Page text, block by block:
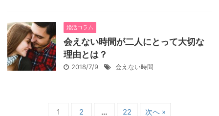
婚活コラム
会えない時間が二人にとって大切な
理由とは？
2018/7/9 会えない時間
1 2 … 22 次へ »